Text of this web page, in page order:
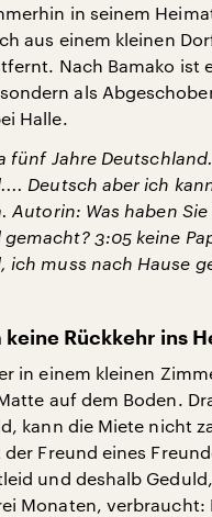
in seinem
aus einem kleinen
Nach Bamako ist
als
Halle.
fünf Jahre
Deutsch aber ich
Autorin: Was haben
3:05 keine
ich muss nach Hause
keine Rückkehr ins
in einem kleinen
auf dem Boden.
kann die Miete nicht
Freund eines
und deshalb
Monaten, verbraucht: